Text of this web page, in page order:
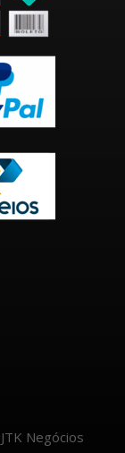
Negócios